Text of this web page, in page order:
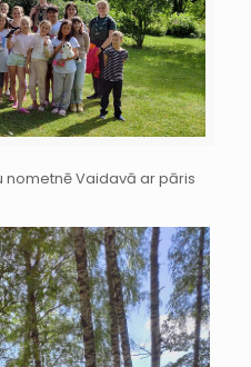
nometnē Vaidavā ar pāris